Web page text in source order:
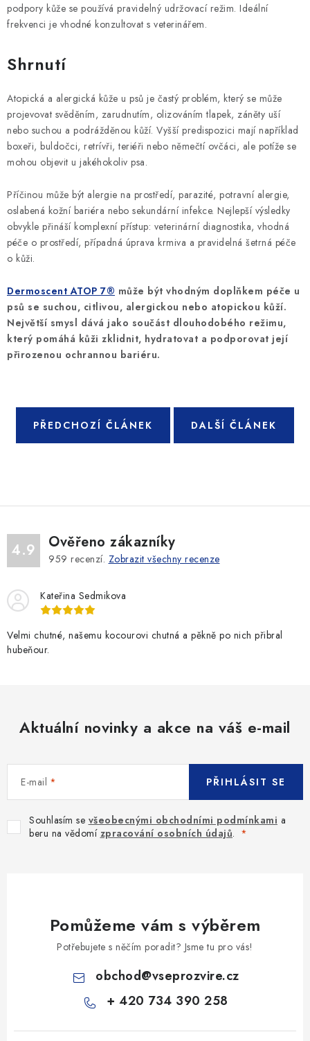
podpory kůže se používá pravidelný udržovací režim. Ideální
frekvenci je vhodné konzultovat s veterinářem.
Shrnutí
Atopická a alergická kůže u psů je častý problém, který se může
projevovat svěděním, zarudnutím, olizováním tlapek, záněty uší
nebo suchou a podrážděnou kůží. Vyšší predispozici mají například
boxeři, buldočci, retrívři, teriéři nebo němečtí ovčáci, ale potíže se
mohou objevit u jakéhokoliv psa.
Příčinou může být alergie na prostředí, parazité, potravní alergie,
oslabená kožní bariéra nebo sekundární infekce. Nejlepší výsledky
obvykle přináší komplexní přístup: veterinární diagnostika, vhodná
péče o prostředí, případná úprava krmiva a pravidelná šetrná péče
o kůži.
Dermoscent ATOP 7® může být vhodným doplňkem péče u
psů se suchou, citlivou, alergickou nebo atopickou kůží.
Největší smysl dává jako součást dlouhodobého režimu,
který pomáhá kůži zklidnit, hydratovat a podporovat její
přirozenou ochrannou bariéru.
PŘEDCHOZÍ ČLÁNEK DALŠÍ ČLÁNEK
4.9 Ověřeno zákazníky
959 recenzí. Zobrazit všechny recenze
Kateřina Sedmikova
Velmi chutné, našemu kocourovi chutná a pěkně po nich přibral
hubeňour.
Aktuální novinky a akce na váš e-mail
E-mail
Souhlasím se všeobecnými obchodními podmínkami a
beru na vědomí zpracování osobních údajů.
PŘIHLÁSIT SE
Pomůžeme vám s výběrem
Potřebujete s něčím poradit? Jsme tu pro vás!
obchod@vseprozvire.cz
+ 420 734 390 258